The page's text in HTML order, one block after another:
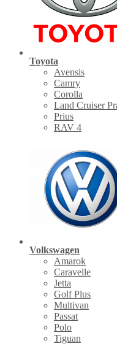
Toyota
Avensis
Camry
Corolla
Land Cruiser
Prius
RAV 4
Volkswagen
Amarok
Caravelle
Jetta
Golf Plus
Multivan
Passat
Polo
Tiguan